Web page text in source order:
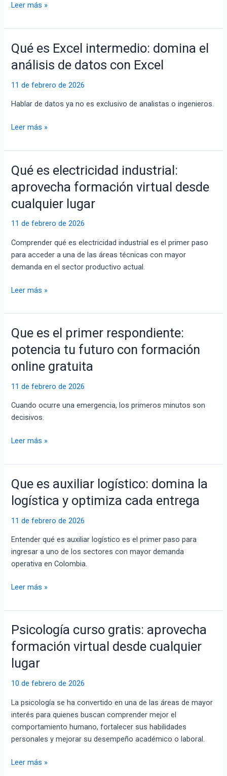
Leer más »
Qué es Excel intermedio: domina el
análisis de datos con Excel
11 de febrero de 2026
Hablar de datos ya no es exclusivo de analistas o ingenieros.
Qué
Excel
intermedio:
el
de
Excel
Leer más »
Qué es electricidad industrial:
aprovecha formación virtual desde
cualquier lugar
11 de febrero de 2026
Comprender qué es electricidad industrial es el primer paso
para acceder a una de las áreas técnicas con mayor
demanda en el sector productivo actual.
Qué
electricidad
industrial:
formación
virtual
desde
cualquier
Leer más »
Que es el primer respondiente:
potencia tu futuro con formación
online gratuita
11 de febrero de 2026
Cuando ocurre una emergencia, los primeros minutos son
decisivos.
Que
el
primer
potencia
tu
futuro
formación
gratuita
Leer más »
Que es auxiliar logístico: domina la
logística y optimiza cada entrega
11 de febrero de 2026
Entender qué es auxiliar logístico es el primer paso para
ingresar a uno de los sectores con mayor demanda
operativa en Colombia.
Que
es
auxiliar
logístico:
la
logística
y
cada
Leer más »
Psicología curso gratis: aprovecha
formación virtual desde cualquier
lugar
10 de febrero de 2026
La psicología se ha convertido en una de las áreas de mayor
interés para quienes buscan comprender mejor el
comportamiento humano, fortalecer sus habilidades
personales y mejorar su desempeño académico o laboral.
Psicología
curso
gratis:
aprovecha
virtual
desde
cualquier
lugar
Leer más »